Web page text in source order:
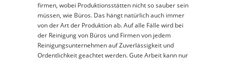
firmen, wobei Produktionsstätten nicht so sauber sein
müssen, wie Büros. Das hängt natürlich auch immer
von der Art der Produktion ab. Auf alle Fälle wird bei
der Reinigung von Büros und Firmen von jedem
Reinigungsunternehmen auf Zuverlässigkeit und
Ordentlichkeit geachtet werden. Gute Arbeit kann nur